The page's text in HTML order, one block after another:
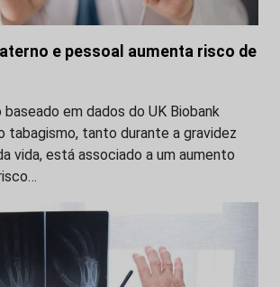
e pessoal aumenta risco de
em dados do UK Biobank
tabagismo, tanto durante a gravidez
vida, está associado a um aumento